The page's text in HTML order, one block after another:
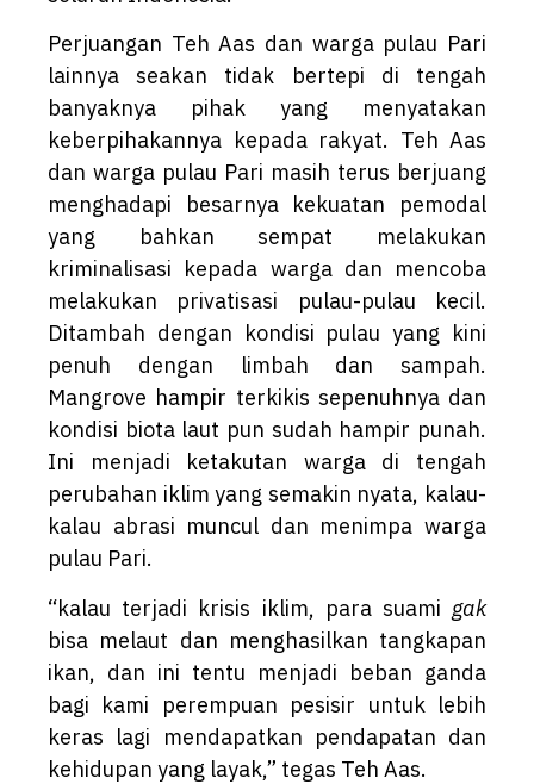
Perjuangan Teh Aas dan warga pulau Pari
lainnya seakan tidak bertepi di tengah
banyaknya pihak yang menyatakan
keberpihakannya kepada rakyat. Teh Aas
dan warga pulau Pari masih terus berjuang
menghadapi besarnya kekuatan pemodal
yang bahkan sempat melakukan
kriminalisasi kepada warga dan mencoba
melakukan privatisasi pulau-pulau kecil.
Ditambah dengan kondisi pulau yang kini
penuh dengan limbah dan sampah.
Mangrove hampir terkikis sepenuhnya dan
kondisi biota laut pun sudah hampir punah.
Ini menjadi ketakutan warga di tengah
perubahan iklim yang semakin nyata, kalau-
kalau abrasi muncul dan menimpa warga
pulau Pari.
“kalau terjadi krisis iklim, para suami gak
bisa melaut dan menghasilkan tangkapan
ikan, dan ini tentu menjadi beban ganda
bagi kami perempuan pesisir untuk lebih
keras lagi mendapatkan pendapatan dan
kehidupan yang layak,” tegas Teh Aas.